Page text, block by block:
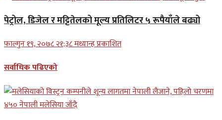
पेट्रोल, डिजेल र मट्टितेलको मूल्य प्रतिलिटर ५ रूपैयाँले बढ्यो
फाल्गुन १९, २०७८ २१;३८ मध्यान्ह प्रकाशित
सर्वाधिक पढिएको